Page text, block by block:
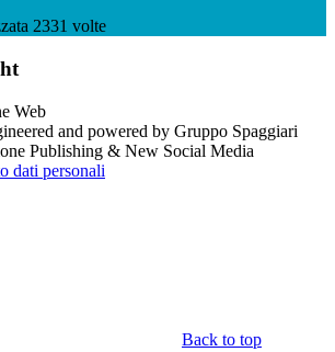
2331 volte
and powered by Gruppo Spaggiari
Publishing & New Social Media
dati personali
Back to top